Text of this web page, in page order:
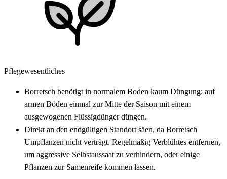
Pflegewesentliches
Borretsch benötigt in normalem Boden kaum Düngung; auf
armen Böden einmal zur Mitte der Saison mit einem
ausgewogenen Flüssigdünger düngen.
Direkt an den endgültigen Standort säen, da Borretsch
Umpflanzen nicht verträgt. Regelmäßig Verblühtes entfernen,
um aggressive Selbstaussaat zu verhindern, oder einige
Pflanzen zur Samenreife kommen lassen.